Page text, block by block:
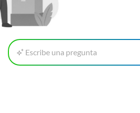
Escribe una pregunta